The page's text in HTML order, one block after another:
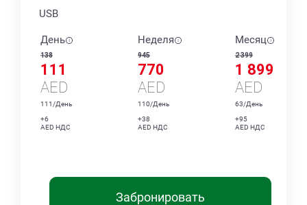
USB
День
138
111
AED
111/День
+6
AED НДС
Неделя
945
770
AED
110/День
+38
AED НДС
Месяц
2 399
1 899
AED
63/День
+95
AED НДС
Забронировать